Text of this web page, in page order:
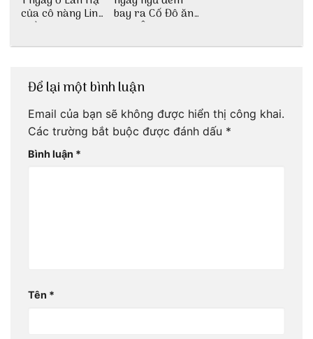
của cô nàng Linh
Trần
bay ra Cố Đô ăn
Cơm Âm Phủ
Để lại một bình luận
Email của bạn sẽ không được hiển thị công khai.
Các trường bắt buộc được đánh dấu *
Bình luận *
Tên *